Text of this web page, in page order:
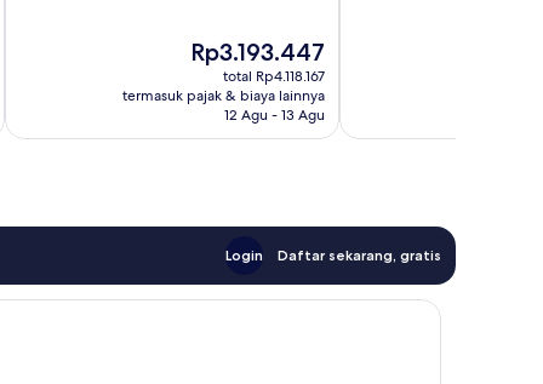
Harga
sekarang
Rp3.193.447
Rp3.193.447
total Rp4.118.167
termasuk pajak & biaya lainnya
12 Agu - 13 Agu
Login Daftar sekarang, gratis